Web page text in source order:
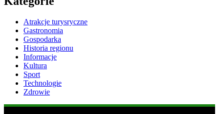
Atrakcje turysryczne
Gastronomia
Gospodarka
Historia regionu
Informacje
Kultura
Sport
Technologie
Zdrowie